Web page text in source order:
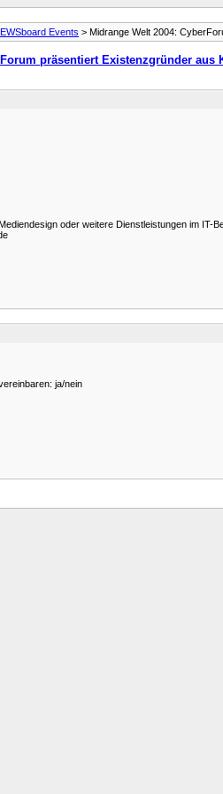
Events > Midrange Welt 2004:
präsentiert Existenzgründer aus
oder weitere Dienstleistungen im
ja/nein